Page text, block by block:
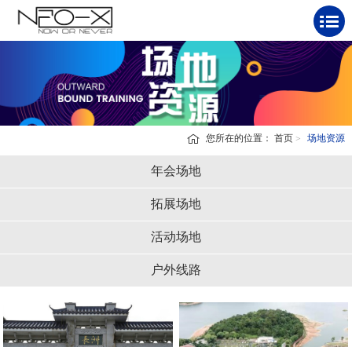
您所在的位置：首页 场地资源
年会场地
拓展场地
活动场地
户外线路